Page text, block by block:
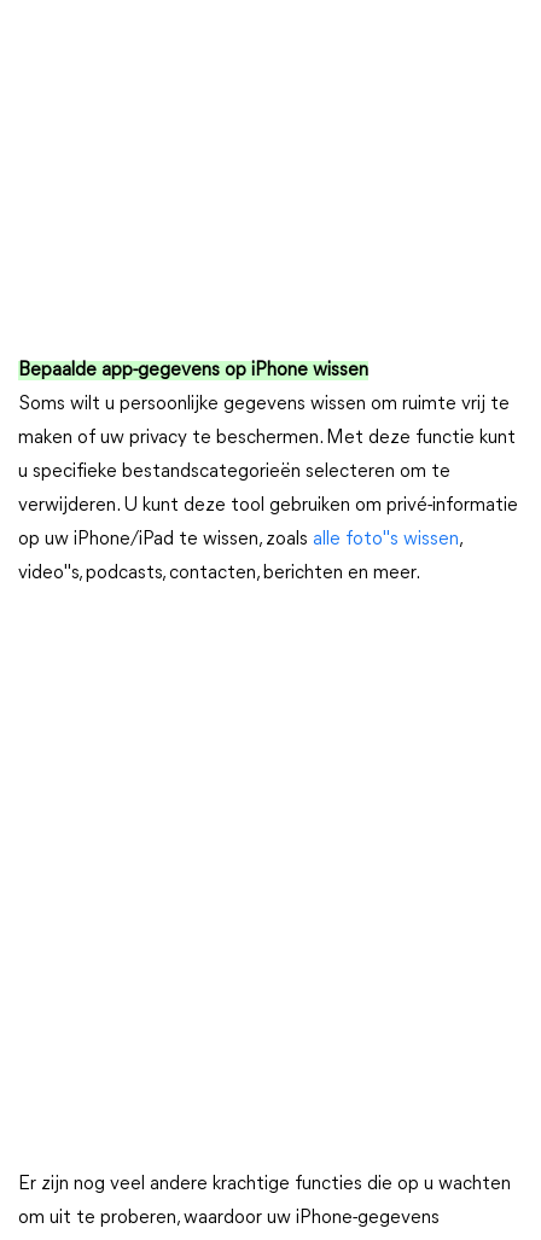
Bepaalde app-gegevens op iPhone wissen
Soms wilt u persoonlijke gegevens wissen om ruimte vrij te
maken of uw privacy te beschermen. Met deze functie kunt
u specifieke bestandscategorieën selecteren om te
verwijderen. U kunt deze tool gebruiken om privé-informatie
op uw iPhone/iPad te wissen, zoals alle foto"s wissen,
video"s, podcasts, contacten, berichten en meer.
Er zijn nog veel andere krachtige functies die op u wachten
om uit te proberen, waardoor uw iPhone-gegevens